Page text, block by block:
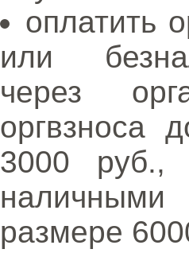
оплатить
или
через
оргвзноса
3000
размере